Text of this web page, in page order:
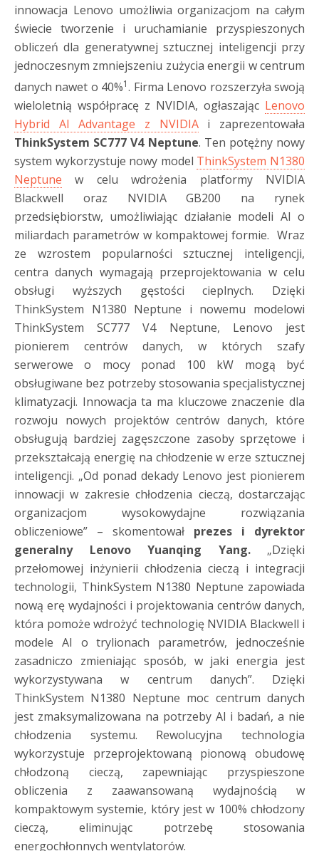
innowacja Lenovo umożliwia organizacjom na całym
świecie tworzenie i uruchamianie przyspieszonych
obliczeń dla generatywnej sztucznej inteligencji przy
jednoczesnym zmniejszeniu zużycia energii w centrum
danych nawet o 40%1. Firma Lenovo rozszerzyła swoją
wieloletnią współpracę z NVIDIA, ogłaszając Lenovo
Hybrid AI Advantage z NVIDIAi zaprezentowała
ThinkSystem SC777 V4 Neptune. Ten potężny nowy
system wykorzystuje nowy model ThinkSystem N1380
Neptune w celu wdrożenia platformy NVIDIA
Blackwell oraz NVIDIA GB200 na rynek
przedsiębiorstw, umożliwiając działanie modeli AI o
miliardach parametrów w kompaktowej formie. Wraz
ze wzrostem popularności sztucznej inteligencji,
centra danych wymagają przeprojektowania w celu
obsługi wyższych gęstości cieplnych. Dzięki
ThinkSystem N1380 Neptune i nowemu modelowi
ThinkSystem SC777 V4 Neptune, Lenovo jest
pionierem centrów danych, w których szafy
serwerowe o mocy ponad 100 kW mogą być
obsługiwane bez potrzeby stosowania specjalistycznej
klimatyzacji. Innowacja ta ma kluczowe znaczenie dla
rozwoju nowych projektów centrów danych, które
obsługują bardziej zagęszczone zasoby sprzętowe i
przekształcają energię na chłodzenie w erze sztucznej
inteligencji. „Od ponad dekady Lenovo jest pionierem
innowacji w zakresie chłodzenia cieczą, dostarczając
organizacjom wysokowydajne rozwiązania
obliczeniowe” – skomentował prezes i dyrektor
generalny Lenovo Yuanqing Yang.„Dzięki
przełomowej inżynierii chłodzenia cieczą i integracji
technologii, ThinkSystem N1380 Neptune zapowiada
nową erę wydajności i projektowania centrów danych,
która pomoże wdrożyć technologię NVIDIA Blackwell i
modele AI o trylionach parametrów, jednocześnie
zasadniczo zmieniając sposób, w jaki energia jest
wykorzystywana w centrum danych”. Dzięki
ThinkSystem N1380 Neptune moc centrum danych
jest zmaksymalizowana na potrzeby AI i badań, a nie
chłodzenia systemu. Rewolucyjna technologia
wykorzystuje przeprojektowaną pionową obudowę
chłodzoną cieczą, zapewniając przyspieszone
obliczenia z zaawansowaną wydajnością w
kompaktowym systemie, który jest w 100% chłodzony
cieczą, eliminując potrzebę stosowania
energochłonnych wentylatorów.